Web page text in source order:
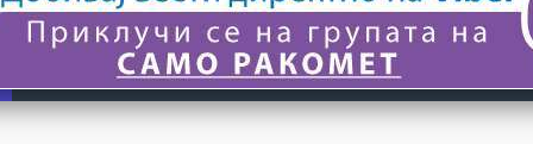
© 2024 САМО РАКОМЕТ